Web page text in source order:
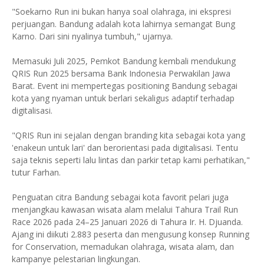
"Soekarno Run ini bukan hanya soal olahraga, ini ekspresi
perjuangan. Bandung adalah kota lahirnya semangat Bung
Karno. Dari sini nyalinya tumbuh," ujarnya.
Memasuki Juli 2025, Pemkot Bandung kembali mendukung
QRIS Run 2025 bersama Bank Indonesia Perwakilan Jawa
Barat. Event ini mempertegas positioning Bandung sebagai
kota yang nyaman untuk berlari sekaligus adaptif terhadap
digitalisasi.
"QRIS Run ini sejalan dengan branding kita sebagai kota yang
'enakeun untuk lari' dan berorientasi pada digitalisasi. Tentu
saja teknis seperti lalu lintas dan parkir tetap kami perhatikan,"
tutur Farhan.
Penguatan citra Bandung sebagai kota favorit pelari juga
menjangkau kawasan wisata alam melalui Tahura Trail Run
Race 2026 pada 24–25 Januari 2026 di Tahura Ir. H. Djuanda.
Ajang ini diikuti 2.883 peserta dan mengusung konsep Running
for Conservation, memadukan olahraga, wisata alam, dan
kampanye pelestarian lingkungan.